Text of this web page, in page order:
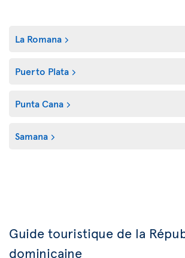
La Romana
Puerto Plata
Punta Cana
Samana
Guide touristique de la
dominicaine